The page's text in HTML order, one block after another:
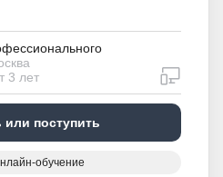
3 лет
или поступить
обучение